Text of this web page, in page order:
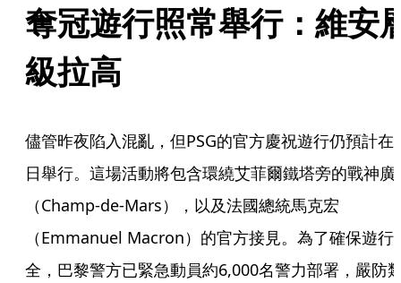
奪冠遊行照常舉行：維安
級拉高
儘管昨夜陷入混亂，但PSG的官方慶祝遊行仍預計在
日舉行。這場活動將包含環繞艾菲爾鐵塔旁的戰神廣
（Champ-de-Mars），以及法國總統馬克宏
（Emmanuel Macron）的官方接見。為了確保遊行
全，巴黎警方已緊急動員約6,000名警力部署，嚴防